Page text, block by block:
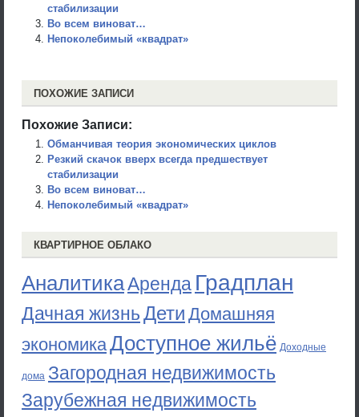
стабилизации
Во всем виноват…
Непоколебимый «квадрат»
ПОХОЖИЕ ЗАПИСИ
Похожие Записи:
Обманчивая теория экономических циклов
Резкий скачок вверх всегда предшествует
стабилизации
Во всем виноват…
Непоколебимый «квадрат»
КВАРТИРНОЕ ОБЛАКО
АналитикаАренда Градплан
Дачная жизньДети Домашняя
экономикаДоступное жильё Доходные
дома Загородная недвижимость
Зарубежная недвижимость